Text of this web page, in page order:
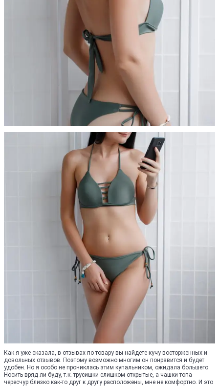
Как я уже сказала, в отзывах по товару вы найдете кучу восторженных и
довольных отзывов. Поэтому возможно многим он понравится и будет
удобен. Но я особо не прониклась этим купальником, ожидала большего.
Носить вряд ли буду, т.к. трусишки слишком открытые, а чашки топа
чересчур близко как-то друг к другу расположены, мне не комфортно. И это